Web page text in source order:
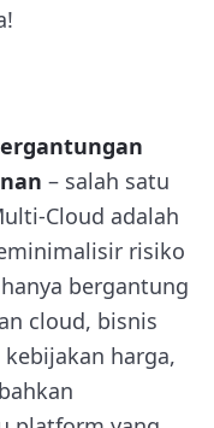
– salah satu
Cloud adalah
risiko
bergantung
cloud, bisnis
harga,